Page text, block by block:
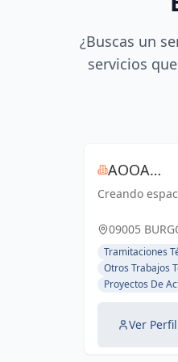
¿Buscas un
servicios
AOOA
Creando
09005
Tramitaciones
Otros Trabajos
Proyectos De
Ver Perfil